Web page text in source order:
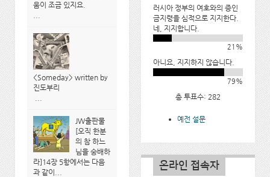
움이 조금 있지요.
<Someday> written by
진도부리
JW출판물
[오직 한분
의 참 하느
님을 숭배하
라]14장 5항에서는 다음
과 같이...
러시아 정부의 여호와의 증인
금지령을 심적으로 지지한다.
네, 지지합니다.
21%
아니요, 지지하지 않습니다.
79%
총 투표수: 282
예전 설문
온라인 접속자